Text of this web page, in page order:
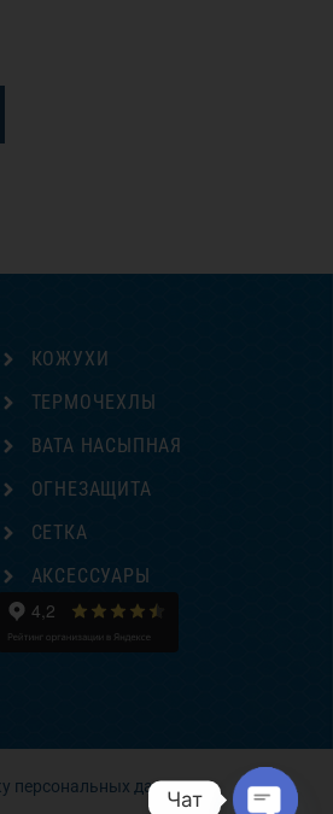
КОЖУХИ
ТЕРМОЧЕХЛЫ
ВАТА НАСЫПНАЯ
ОГНЕЗАЩИТА
СЕТКА
АКСЕССУАРЫ
персональных данных
Чат